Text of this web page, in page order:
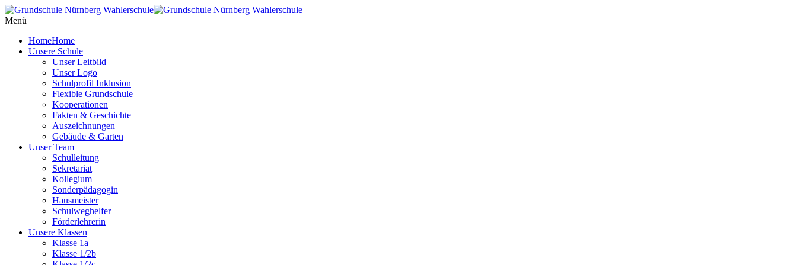
Menü
HomeHome
Unsere Schule
Unser Leitbild
Unser Logo
Schulprofil Inklusion
Flexible Grundschule
Kooperationen
Fakten & Geschichte
Auszeichnungen
Gebäude & Garten
Unser Team
Schulleitung
Sekretariat
Kollegium
Sonderpädagogin
Hausmeister
Schulweghelfer
Förderlehrerin
Unsere Klassen
Klasse 1a
Klasse 1/2b